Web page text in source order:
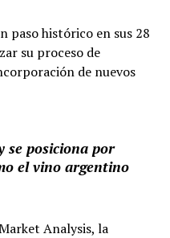
paso histórico en sus 28
su proceso de
de nuevos
se posiciona por
el vino argentino
Analysis, la